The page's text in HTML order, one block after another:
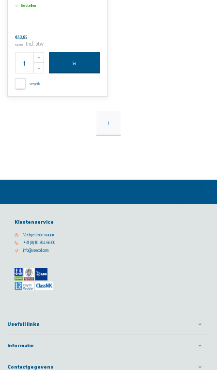
Bestellen
€43,85
€53,06 Incl. btw
Vergelijk
1
Klantenservice
Veelgestelde vragen
+31 (0) 10 304 66 00
info@vescoil.com
Usefull links
Informatie
Contactgegevens